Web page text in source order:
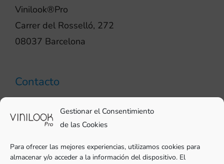
Gestionar el Consentimiento
de las Cookies
Para ofrecer las mejores experiencias, utilizamos cookies para
almacenar y/o acceder a la información del dispositivo. El
Vinilook®Pro
Carrer del Rosselló, 272
08037 Barcelona
Contacto
pro@vinilook.es